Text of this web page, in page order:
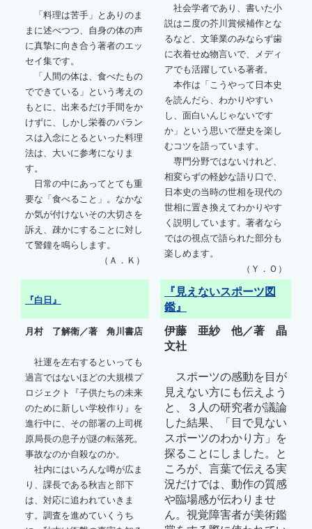
「料理は苦手」とありのま
まに述べつつ、自身の体の声
に真摯に向き合う著者のエッ
セイ集です。
「人間の体は、食べたもの
でできている」という考えの
もとに、出来るだけ手間をか
けずに、しかし栄養のバラン
スは入念にとるといった料理
法は、大いに参考になりま
す。
日常の中にあってとても重
要な「食べること」。なかな
か気が付けないその大切さを
訴え、疎かにすることに対し
て警鐘を鳴らします。
（Ａ．Ｋ）
社会学者であり、書いた小
説はニ度の芥川賞候補作とな
るなど、文筆業のみならず歯
に衣着せぬ物言いで、メディ
アでも活躍している著者。
本作は「こうやって日本史
を読んだら、わかりやすい
し、面白いんじゃないです
か」という思いで歴史を楽し
むコツを語っています。
専門分野ではないけれど、
相変らずの軽妙な語り口で、
日本史の当時の世相を現代の
世相に置き換えてわかりやす
く説明しています。著者なら
ではの視点で語られた部分も
楽しめます。
（Ｙ．Ｏ）
『白日』
『見えないスポーツ図
鑑』
月村 了解衛／著 角川書店
社運を左右するといっても
過言ではないほどの大規模プ
ロジェクト『子供たちの未来
のために新しい学校作り』を
進行中に、その部署の上司梶
原局長の息子が謎の転落死。
事故なのか自殺なのか。
社内にはいろんな噂が広ま
り、課長である秋吉と部下
は、対応に追われていきま
す。調査を進めていくうち
伊藤 亜紗 他／著 晶
文社
スポーツの感動を目が
見えない方にも伝えよう
と、３人の研究者が議論
した結果、「目で見ない
スポーツのわかり方」を
探ることにしました。と
ころが、言葉で伝える実
況だけでは、動作の質感
や臨場感が伝わりませ
ん。視覚障害者が美術鑑